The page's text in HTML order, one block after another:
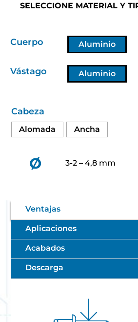
SELECCIONE MATERIAL Y
Cuerpo Aluminio
Vástago Aluminio
Cabeza
Alomada Ancha
Ø 3-2 – 4,8 mm
Ventajas
Aplicaciones
Acabados
Descarga